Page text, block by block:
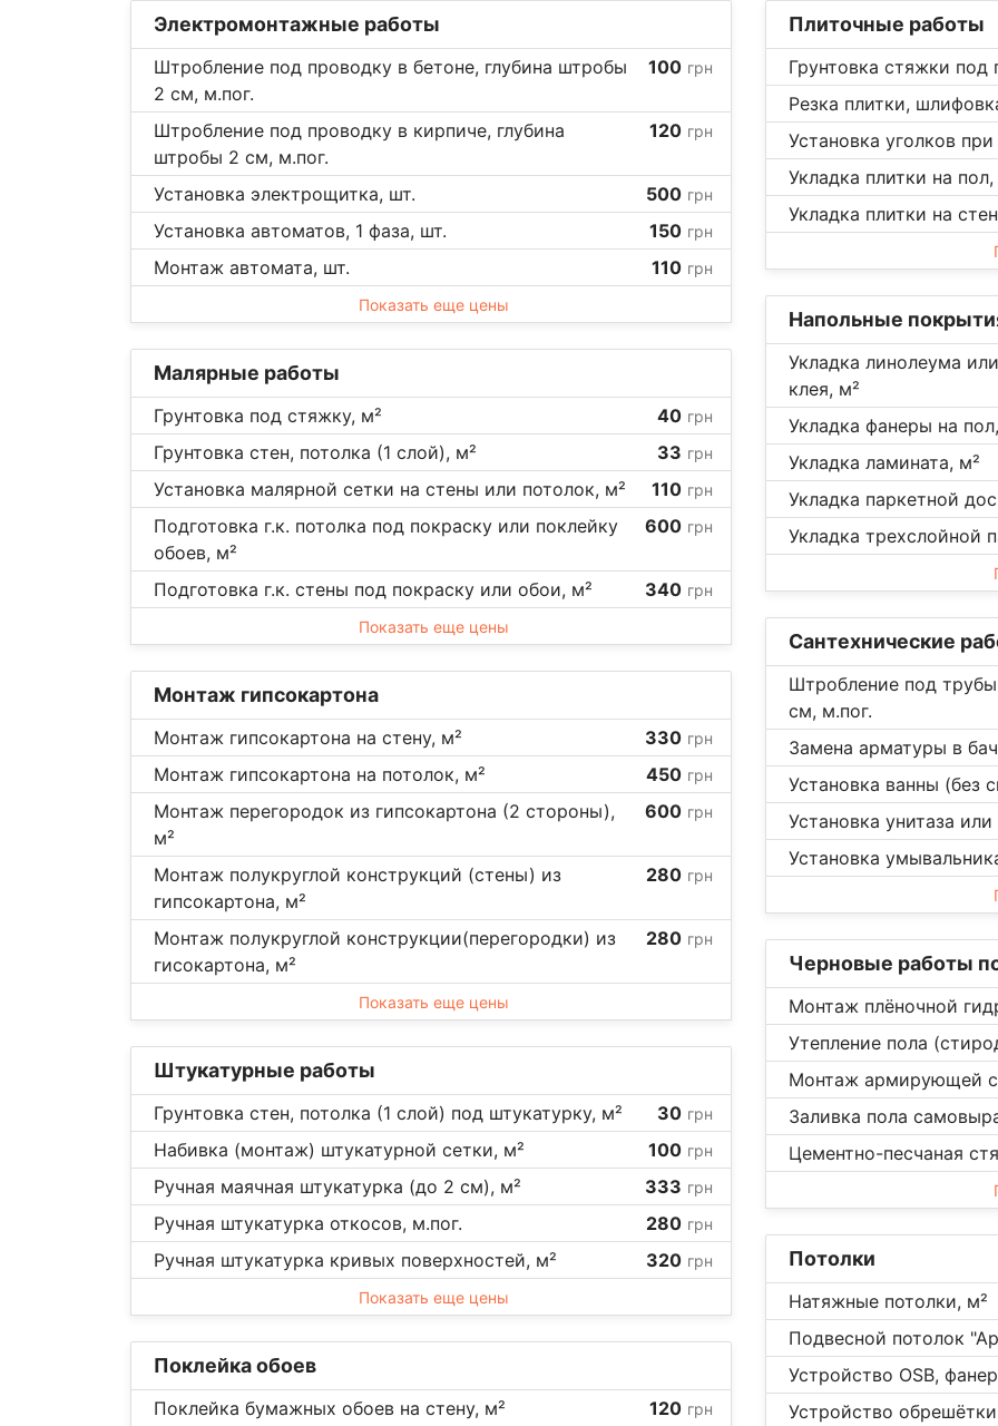
Электромонтажные работы
Штробление под проводку в бетоне, глубина штробы
2 см, м.пог.
100 грн
Штробление под проводку в кирпиче, глубина
штробы 2 см, м.пог.
120 грн
Установка электрощитка, шт. 500 грн
Установка автоматов, 1 фаза, шт. 150 грн
Монтаж автомата, шт. 110 грн
Показать еще цены
Малярные работы
Грунтовка под стяжку, м² 40 грн
Грунтовка стен, потолка (1 слой), м² 33 грн
Установка малярной сетки на стены или потолок, м² 110 грн
Подготовка г.к. потолка под покраску или поклейку
обоев, м²
600 грн
Подготовка г.к. стены под покраску или обои, м² 340 грн
Показать еще цены
Монтаж гипсокартона
Монтаж гипсокартона на стену, м² 330 грн
Монтаж гипсокартона на потолок, м² 450 грн
Монтаж перегородок из гипсокартона (2 стороны),
м²
600 грн
Монтаж полукруглой конструкций (стены) из
гипсокартона, м²
280 грн
Монтаж полукруглой конструкции(перегородки) из
гисокартона, м²
280 грн
Показать еще цены
Штукатурные работы
Грунтовка стен, потолка (1 слой) под штукатурку, м² 30 грн
Набивка (монтаж) штукатурной сетки, м² 100 грн
Ручная маячная штукатурка (до 2 см), м² 333 грн
Ручная штукатурка откосов, м.пог. 280 грн
Ручная штукатурка кривых поверхностей, м² 320 грн
Показать еще цены
Поклейка обоев
Поклейка бумажных обоев на стену, м² 120 грн
Плиточные работы
Грунтовка стяжки под
Резка плитки,
Установка уголков
Укладка плитки на
Укладка плитки на
Напольные
Укладка линолеума
клея, м²
Укладка фанеры на
Укладка ламината, м²
Укладка паркетной
Укладка трехслойной
Сантехнические
Штробление под
см, м.пог.
Замена арматуры в
Установка ванны (без
Установка унитаза
Установка
Черновые работы
Монтаж плёночной
Утепление пола
Монтаж армирующей
Заливка пола
Цементно-песчаная
Потолки
Натяжные потолки, м²
Подвесной потолок
Устройство OSB,
Устройство